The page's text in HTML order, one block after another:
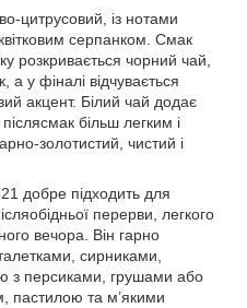
цитрусовий, із нотами
серпанком. Смак
розкривається чорний чай,
а у фіналі відчувається
акцент. Білий чай додає
більш легким і
золотистий, чистий і
добре підходить для
перерви, легкого
вечора. Він гарно
сирниками,
з персиками, грушами або
пастилою та м’якими